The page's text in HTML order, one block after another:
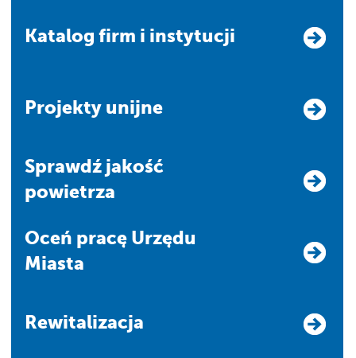
Katalog firm i instytucji
Projekty unijne
Sprawdź jakość
powietrza
Oceń pracę Urzędu
Miasta
Rewitalizacja